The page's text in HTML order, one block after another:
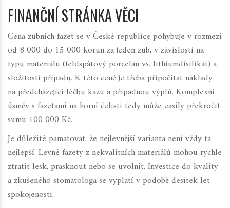
FINANČNÍ STRÁNKA VĚCI
Cena zubních fazet se v České republice pohybuje v rozmezí
od 8 000 do 15 000 korun za jeden zub, v závislosti na
typu materiálu (feldspátový porcelán vs. lithiumdisilikát) a
složitosti případu. K této ceně je třeba připočítat náklady
na předcházející léčbu kazu a případnou výplň. Komplexní
úsměv s fazetami na horní čelisti tedy může easily překročit
sumu 100 000 Kč.
Je důležité pamatovat, že nejlevnější varianta není vždy ta
nejlepší. Levné fazety z nekvalitních materiálů mohou rychle
ztratit lesk, prasknout nebo se uvolnit. Investice do kvality
a zkušeného stomatologa se vyplatí v podobě desítek let
spokojenosti.